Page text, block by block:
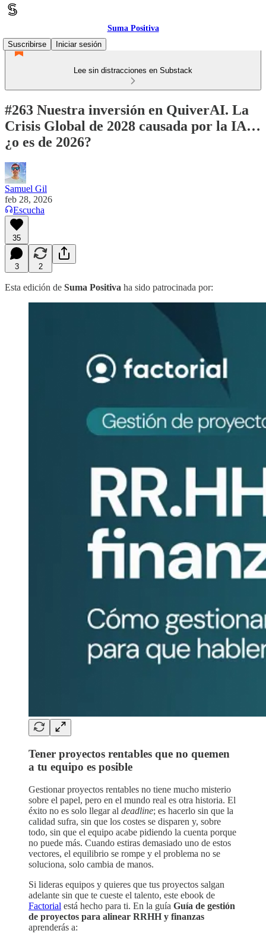
Suma Positiva
Suscribirse
Iniciar sesión
Lee sin distracciones en Substack
#263 Nuestra inversión en QuiverAI. La
Crisis Global de 2028 causada por la IA…
¿o es de 2026?
Samuel Gil
feb 28, 2026
Escucha
35
3 2
Esta edición de Suma Positiva ha sido patrocinada por:
Tener proyectos rentables que no quemen
a tu equipo es posible
Gestionar proyectos rentables no tiene mucho misterio
sobre el papel, pero en el mundo real es otra historia. El
éxito no es solo llegar al deadline; es hacerlo sin que la
calidad sufra, sin que los costes se disparen y, sobre
todo, sin que el equipo acabe pidiendo la cuenta porque
no puede más. Cuando estiras demasiado uno de estos
vectores, el equilibrio se rompe y el problema no se
soluciona, solo cambia de manos.
Si lideras equipos y quieres que tus proyectos salgan
adelante sin que te cueste el talento, este ebook de
Factorial está hecho para ti. En la guía Guía de gestión
de proyectos para alinear RRHH y finanzas
aprenderás a: